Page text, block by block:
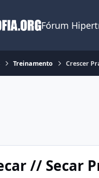
Fórum
Treinamento Crescer
// Secar